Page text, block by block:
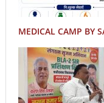
MEDICAL CAMP BY